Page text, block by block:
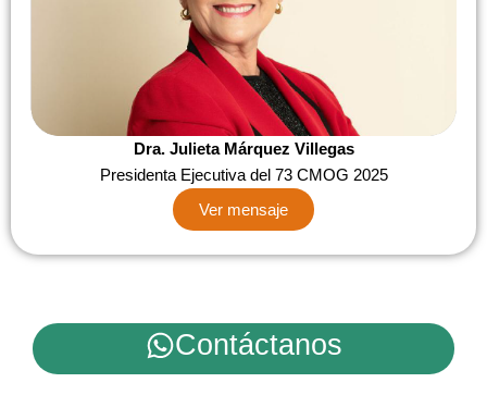
Dra. Julieta Márquez Villegas
Presidenta Ejecutiva del 73 CMOG 2025
Ver mensaje
Contáctanos